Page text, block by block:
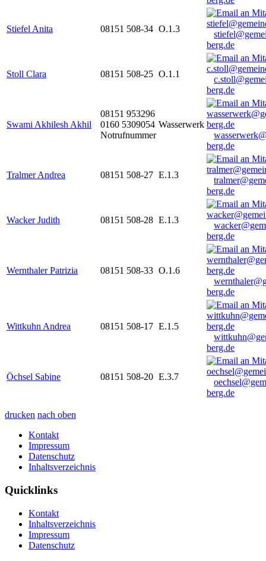
Stiefel Anita 08151 508-34 O.1.3
berg.de
Stoll Clara 08151 508-25 O.1.1
berg.de
Swami Akhilesh Akhil
08151 953296
0160 5309054
Notrufnummer
Wasserwerk
berg.de
Tralmer Andrea 08151 508-27 E.1.3
berg.de
Wacker Judith 08151 508-28 E.1.3
berg.de
Wernthaler Patrizia 08151 508-33 O.1.6
berg.de
Wittkuhn Andrea 08151 508-17 E.1.5
berg.de
Öchsel Sabine 08151 508-20 E.3.7
berg.de
drucken nach oben
Kontakt
Impressum
Datenschutz
Inhaltsverzeichnis
Quicklinks
Kontakt
Inhaltsverzeichnis
Impressum
Datenschutz